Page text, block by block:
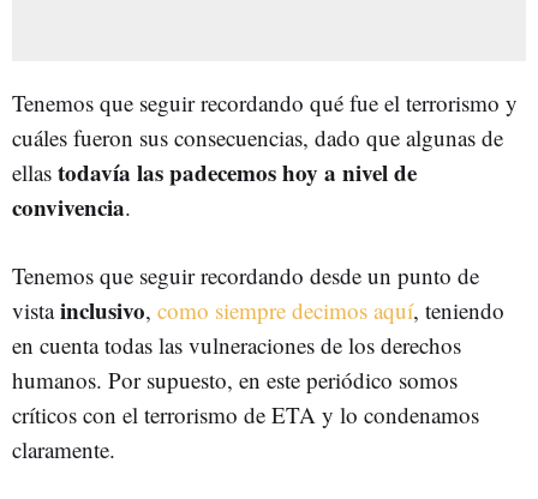
Tenemos que seguir recordando qué fue el terrorismo y
cuáles fueron sus consecuencias, dado que algunas de
ellas todavía las padecemos hoy a nivel de
convivencia.
Tenemos que seguir recordando desde un punto de
vistainclusivo, como siempre decimos aquí, teniendo
en cuenta todas las vulneraciones de los derechos
humanos. Por supuesto, en este periódico somos
críticos con el terrorismo de ETA y lo condenamos
claramente.